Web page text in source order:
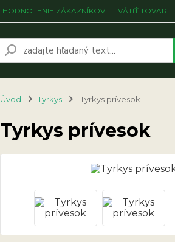
HODNOTENIE ZÁKAZNÍKOV VÁTIŤ TOVAR
Úvod Tyrkys Tyrkys prívesok
Tyrkys prívesok